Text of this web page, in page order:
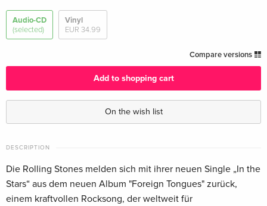
Audio-CD
(selected)
Vinyl
EUR 34.99
Compare versions
Add to shopping cart
On the wish list
DESCRIPTION
Die Rolling Stones melden sich mit ihrer neuen Single „In the
Stars“ aus dem neuen Album "Foreign Tongues" zurück,
einem kraftvollen Rocksong, der weltweit für